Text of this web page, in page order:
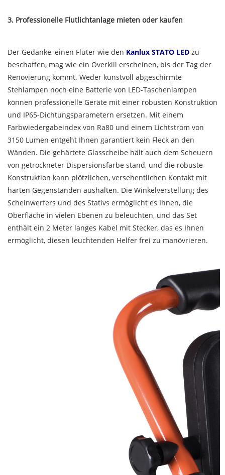
3. Professionelle Flutlichtanlage mieten oder kaufen
Der Gedanke, einen Fluter wie den Kanlux STATO LED zu
beschaffen, mag wie ein Overkill erscheinen, bis der Tag der
Renovierung kommt. Weder kunstvoll abgeschirmte
Stehlampen noch eine Batterie von LED-Taschenlampen
können professionelle Geräte mit einer robusten Konstruktion
und IP65-Dichtungsparametern ersetzen. Mit einem
Farbwiedergabeindex von Ra80 und einem Lichtstrom von
3150 Lumen entgeht Ihnen garantiert kein Fleck an den
Wänden. Die gehärtete Glasscheibe hält auch dem Scheuern
von getrockneter Dispersionsfarbe stand, und die robuste
Konstruktion kann plötzlichen, versehentlichen Kontakt mit
harten Gegenständen aushalten. Die Winkelverstellung des
Scheinwerfers und des Stativs ermöglicht es Ihnen, die
Oberfläche in vielen Ebenen zu beleuchten, und das Set
enthält ein 2 Meter langes Kabel mit Stecker, das es Ihnen
ermöglicht, diesen leuchtenden Helfer frei zu manövrieren.